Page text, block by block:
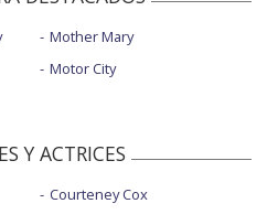
Mother Mary
Motor City
Y ACTRICES
Courteney Cox